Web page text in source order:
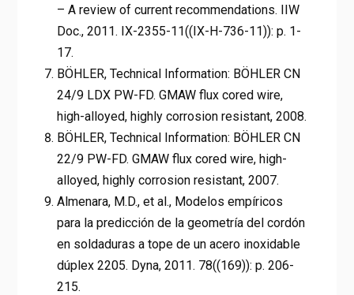
– A review of current recommendations. IIW
Doc., 2011. IX-2355-11((IX-H-736-11)): p. 1-
17.
BÖHLER, Technical Information: BÖHLER CN
24/9 LDX PW-FD. GMAW flux cored wire,
high-alloyed, highly corrosion resistant, 2008.
BÖHLER, Technical Information: BÖHLER CN
22/9 PW-FD. GMAW flux cored wire, high-
alloyed, highly corrosion resistant, 2007.
Almenara, M.D., et al., Modelos empíricos
para la predicción de la geometría del cordón
en soldaduras a tope de un acero inoxidable
dúplex 2205. Dyna, 2011. 78((169)): p. 206-
215.